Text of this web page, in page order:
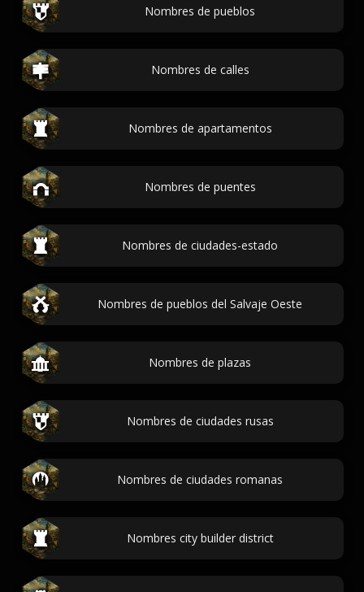
Nombres de pueblos
Nombres de calles
Nombres de apartamentos
Nombres de puentes
Nombres de ciudades-estado
Nombres de pueblos del Salvaje Oeste
Nombres de plazas
Nombres de ciudades rusas
Nombres de ciudades romanas
Nombres city builder district